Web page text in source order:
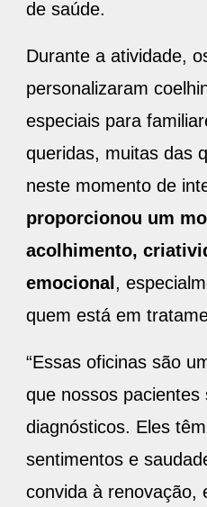
de saúde.
Durante a atividade,
personalizaram
especiais para
queridas, muitas das
neste momento de
proporcionou um
acolhimento,
emocional ,
quem está em
“Essas oficinas são
que nossos pacientes
diagnósticos. Eles
sentimentos e
convida à renovação,